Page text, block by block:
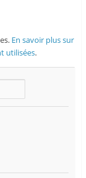
En savoir plus sur
utilisées.